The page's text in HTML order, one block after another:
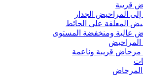
قريبة
إلى المراحيض الجدار
المعلقة على الحائط
عالية ومنخفضة المستوى
المراحيض
مرحاض قريبة وناعمة